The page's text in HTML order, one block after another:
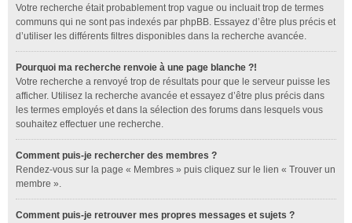
Votre recherche était probablement trop vague ou incluait trop de termes
communs qui ne sont pas indexés par phpBB. Essayez d’être plus précis et
d’utiliser les différents filtres disponibles dans la recherche avancée.
Pourquoi ma recherche renvoie à une page blanche ?!
Votre recherche a renvoyé trop de résultats pour que le serveur puisse les
afficher. Utilisez la recherche avancée et essayez d’être plus précis dans
les termes employés et dans la sélection des forums dans lesquels vous
souhaitez effectuer une recherche.
Comment puis-je rechercher des membres ?
Rendez-vous sur la page « Membres » puis cliquez sur le lien « Trouver un
membre ».
Comment puis-je retrouver mes propres messages et sujets ?